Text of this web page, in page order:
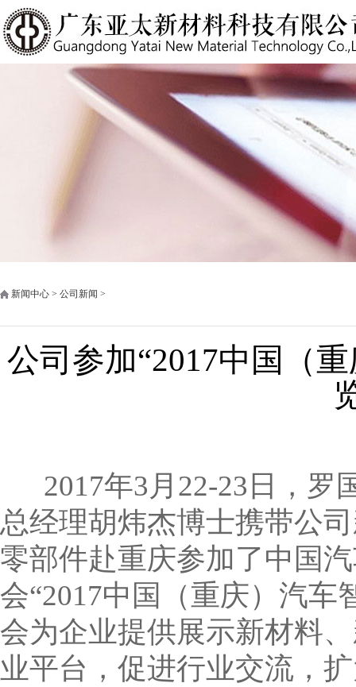
新闻中心 > 公司新闻 >
公司参加“2017中国（
2017年3月22-23日，罗
总经理胡炜杰博士携带公
零部件赴重庆参加了中国
会“2017中国（重庆）汽车
会为企业提供展示新材料
业平台，促进行业交流，